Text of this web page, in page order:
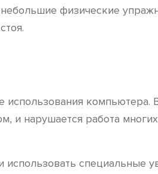
физические
компьютера.
и нарушается работа
использовать специальные